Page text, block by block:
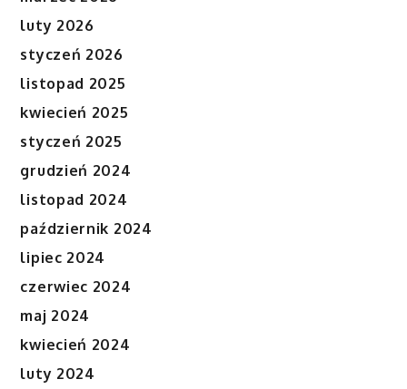
luty 2026
styczeń 2026
listopad 2025
kwiecień 2025
styczeń 2025
grudzień 2024
listopad 2024
październik 2024
lipiec 2024
czerwiec 2024
maj 2024
kwiecień 2024
luty 2024